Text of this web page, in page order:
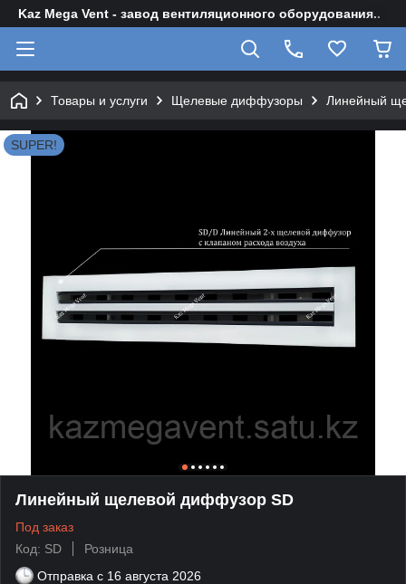
Kaz Mega Vent - завод вентиляционного оборудования..
Товары и услуги Щелевые диффузоры Линейный
SUPER!
Линейный щелевой диффузор SD
Под заказ
Код: SD
Розница
Отправка с 16 августа 2026